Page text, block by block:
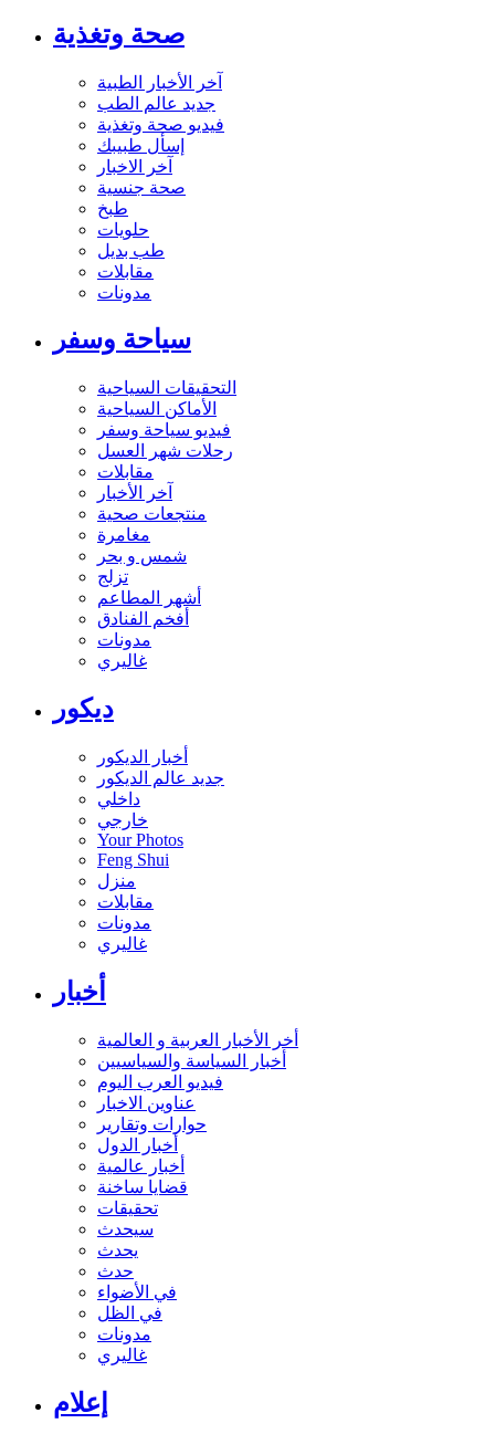
صحة وتغذية
آخر الأخبار الطبية
جديد عالم الطب
فيديو صحة وتغذية
إسأل طبيبك
آخر الاخبار
صحة جنسية
طبخ
حلويات
طب بديل
مقابلات
مدونات
سياحة وسفر
التحقيقات السياحية
الأماكن السياحية
فيديو سياحة وسفر
رحلات شهر العسل
مقابلات
آخر الأخبار
منتجعات صحية
مغامرة
شمس و بحر
تزلج
أشهر المطاعم
أفخم الفنادق
مدونات
غاليري
ديكور
أخبار الديكور
جديد عالم الديكور
داخلي
خارجي
Your Photos
Feng Shui
منزل
مقابلات
مدونات
غاليري
أخبار
أخر الأخبار العربية و العالمية
أخبار السياسة والسياسيين
فيديو العرب اليوم
عناوين الاخبار
حوارات وتقارير
أخبار الدول
أخبار عالمية
قضايا ساخنة
تحقيقات
سيحدث
يحدث
حدث
في الأضواء
في الظل
مدونات
غاليري
إعلام